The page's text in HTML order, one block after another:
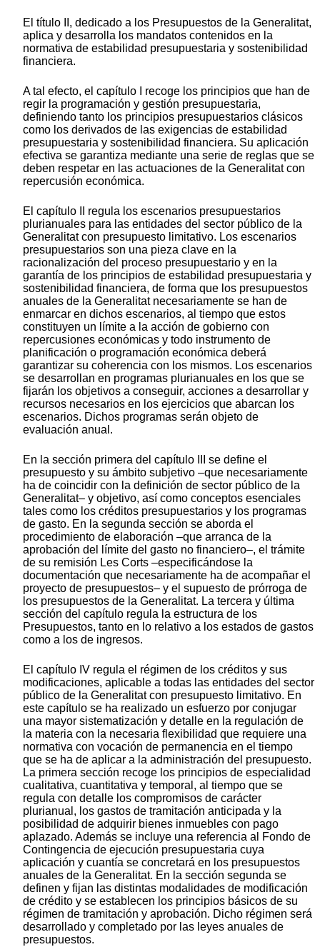
El título II, dedicado a los Presupuestos de la Generalitat,
aplica y desarrolla los mandatos contenidos en la
normativa de estabilidad presupuestaria y sostenibilidad
financiera.
A tal efecto, el capítulo I recoge los principios que han de
regir la programación y gestión presupuestaria,
definiendo tanto los principios presupuestarios clásicos
como los derivados de las exigencias de estabilidad
presupuestaria y sostenibilidad financiera. Su aplicación
efectiva se garantiza mediante una serie de reglas que se
deben respetar en las actuaciones de la Generalitat con
repercusión económica.
El capítulo II regula los escenarios presupuestarios
plurianuales para las entidades del sector público de la
Generalitat con presupuesto limitativo. Los escenarios
presupuestarios son una pieza clave en la
racionalización del proceso presupuestario y en la
garantía de los principios de estabilidad presupuestaria y
sostenibilidad financiera, de forma que los presupuestos
anuales de la Generalitat necesariamente se han de
enmarcar en dichos escenarios, al tiempo que estos
constituyen un límite a la acción de gobierno con
repercusiones económicas y todo instrumento de
planificación o programación económica deberá
garantizar su coherencia con los mismos. Los escenarios
se desarrollan en programas plurianuales en los que se
fijarán los objetivos a conseguir, acciones a desarrollar y
recursos necesarios en los ejercicios que abarcan los
escenarios. Dichos programas serán objeto de
evaluación anual.
En la sección primera del capítulo III se define el
presupuesto y su ámbito subjetivo –que necesariamente
ha de coincidir con la definición de sector público de la
Generalitat– y objetivo, así como conceptos esenciales
tales como los créditos presupuestarios y los programas
de gasto. En la segunda sección se aborda el
procedimiento de elaboración –que arranca de la
aprobación del límite del gasto no financiero–, el trámite
de su remisión Les Corts –especificándose la
documentación que necesariamente ha de acompañar el
proyecto de presupuestos– y el supuesto de prórroga de
los presupuestos de la Generalitat. La tercera y última
sección del capítulo regula la estructura de los
Presupuestos, tanto en lo relativo a los estados de gastos
como a los de ingresos.
El capítulo IV regula el régimen de los créditos y sus
modificaciones, aplicable a todas las entidades del sector
público de la Generalitat con presupuesto limitativo. En
este capítulo se ha realizado un esfuerzo por conjugar
una mayor sistematización y detalle en la regulación de
la materia con la necesaria flexibilidad que requiere una
normativa con vocación de permanencia en el tiempo
que se ha de aplicar a la administración del presupuesto.
La primera sección recoge los principios de especialidad
cualitativa, cuantitativa y temporal, al tiempo que se
regula con detalle los compromisos de carácter
plurianual, los gastos de tramitación anticipada y la
posibilidad de adquirir bienes inmuebles con pago
aplazado. Además se incluye una referencia al Fondo de
Contingencia de ejecución presupuestaria cuya
aplicación y cuantía se concretará en los presupuestos
anuales de la Generalitat. En la sección segunda se
definen y fijan las distintas modalidades de modificación
de crédito y se establecen los principios básicos de su
régimen de tramitación y aprobación. Dicho régimen será
desarrollado y completado por las leyes anuales de
presupuestos.